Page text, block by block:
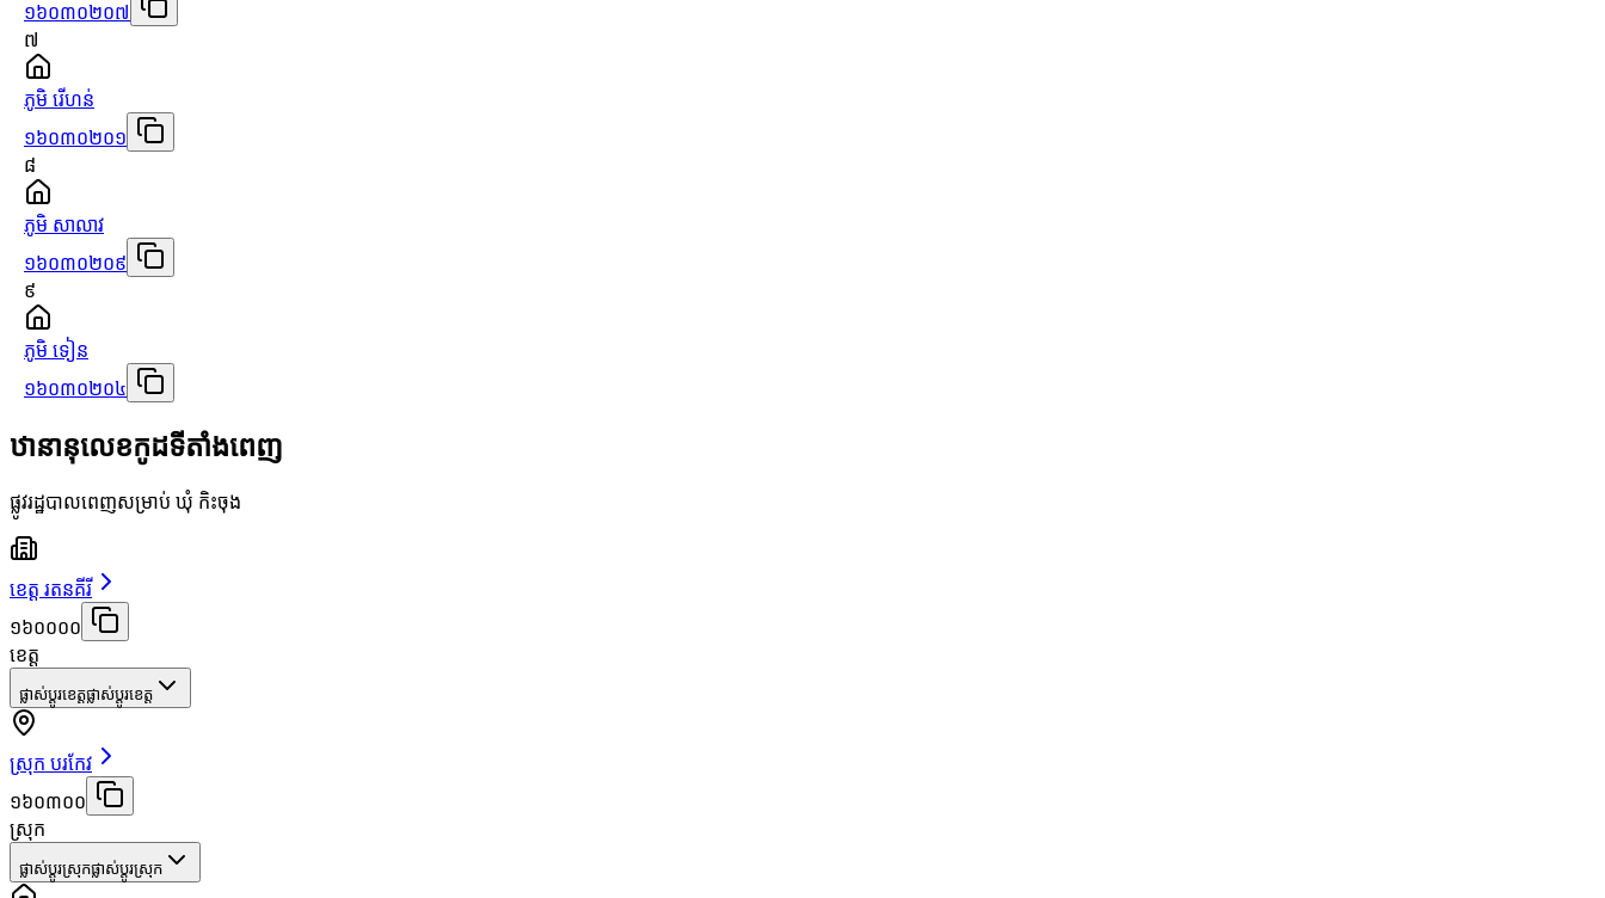
១៦០៣០២០៧
៧
ភូមិ រើហន់
១៦០៣០២០១
៨
ភូមិ សាលាវ
១៦០៣០២០៩
៩
ភូមិ ទៀន
១៦០៣០២០៤
ឋានានុលេខកូដទីតាំងពេញ
ផ្លូវរដ្ឋបាលពេញសម្រាប់ ឃុំ កិះចុង
ខេត្ត រតនគីរី
១៦០០០០
ខេត្ត
ផ្លាស់ប្តូរខេត្តផ្លាស់ប្តូរខេត្ត
ស្រុក បរកែវ
១៦០៣០០
ស្រុក
ផ្លាស់ប្តូរស្រុកផ្លាស់ប្តូរស្រុក